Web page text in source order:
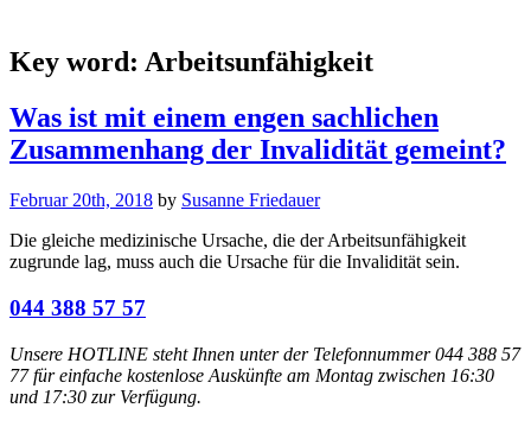
Key word: Arbeitsunfähigkeit
Was ist mit einem engen sachlichen
Zusammenhang der Invalidität gemeint?
Februar 20th, 2018 by Susanne Friedauer
Die gleiche medizinische Ursache, die der Arbeitsunfähigkeit
zugrunde lag, muss auch die Ursache für die Invalidität sein.
044 388 57 57
Unsere HOTLINE steht Ihnen unter der Telefonnummer 044 388 57
77 für einfache kostenlose Auskünfte am Montag zwischen 16:30
und 17:30 zur Verfügung.